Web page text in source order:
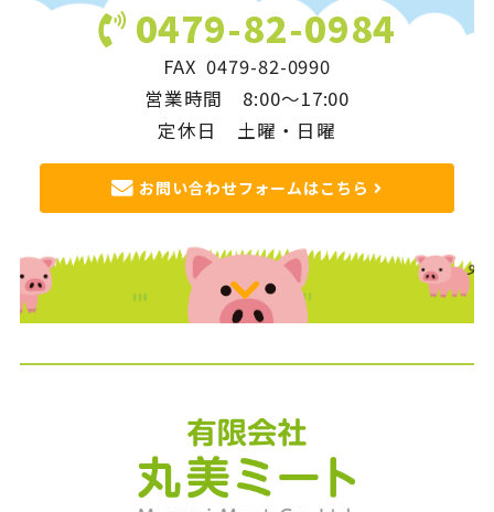
0479-82-0984
FAX 0479-82-0990
営業時間 8:00～17:00
定休日 土曜・日曜
お問い合わせフォームはこちら